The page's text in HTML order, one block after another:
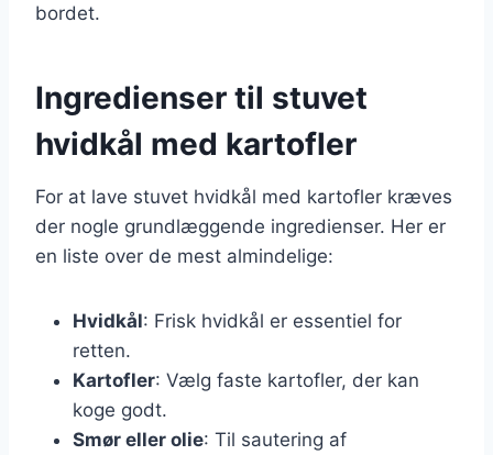
bordet.
Ingredienser til stuvet
hvidkål med kartofler
For at lave stuvet hvidkål med kartofler kræves
der nogle grundlæggende ingredienser. Her er
en liste over de mest almindelige:
Hvidkål: Frisk hvidkål er essentiel for
retten.
Kartofler: Vælg faste kartofler, der kan
koge godt.
Smør eller olie: Til sautering af